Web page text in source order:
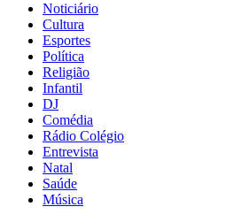
Noticiário
Cultura
Esportes
Política
Religião
Infantil
DJ
Comédia
Rádio Colégio
Entrevista
Natal
Saúde
Música